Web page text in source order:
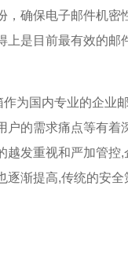
，确保电子邮件机密
上是目前最有效的邮
国内专业的企业邮
户的需求痛点等有着
越发重视和严加管控
逐渐提高,传统的安